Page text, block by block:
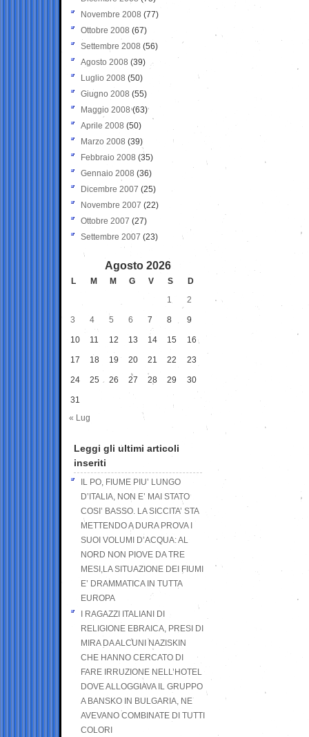
Novembre 2008 (77)
Ottobre 2008 (67)
Settembre 2008 (56)
Agosto 2008 (39)
Luglio 2008 (50)
Giugno 2008 (55)
Maggio 2008(63)
Aprile 2008 (50)
Marzo 2008 (39)
Febbraio 2008 (35)
Gennaio 2008 (36)
Dicembre 2007 (25)
Novembre 2007 (22)
Ottobre 2007 (27)
Settembre 2007 (23)
Agosto 2026
L M M G V S
D
1
2
3 4 5 6 7 8 9
10 11 12 13 14 15 16
17 18 19 20 21 22 23
24 25 26 27 28 29 30
31
« Lug
Leggi gli ultimi articoli
inseriti
IL PO, FIUME PIU’ LUNGO
D’ITALIA, NON E’ MAI STATO
COSI’ BASSO. LA SICCITA’ STA
METTENDO A DURA PROVA I
SUOI VOLUMI D’ACQUA: AL
NORD NON PIOVE DA TRE
MESI,LA SITUAZIONE DEI FIUMI
E’ DRAMMATICA IN TUTTA
EUROPA
I RAGAZZI ITALIANI DI
RELIGIONE EBRAICA, PRESI DI
MIRA DA ALCUNI NAZISKIN
CHE HANNO CERCATO DI
FARE IRRUZIONE NELL’HOTEL
DOVE ALLOGGIAVA IL GRUPPO
A BANSKO IN BULGARIA, NE
AVEVANO COMBINATE DI TUTTI
COLORI